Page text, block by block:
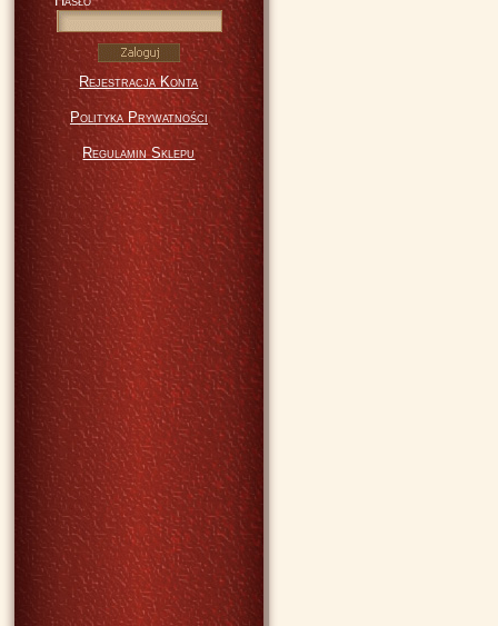
Rejestracja Konta
Polityka Prywatności
Regulamin Sklepu